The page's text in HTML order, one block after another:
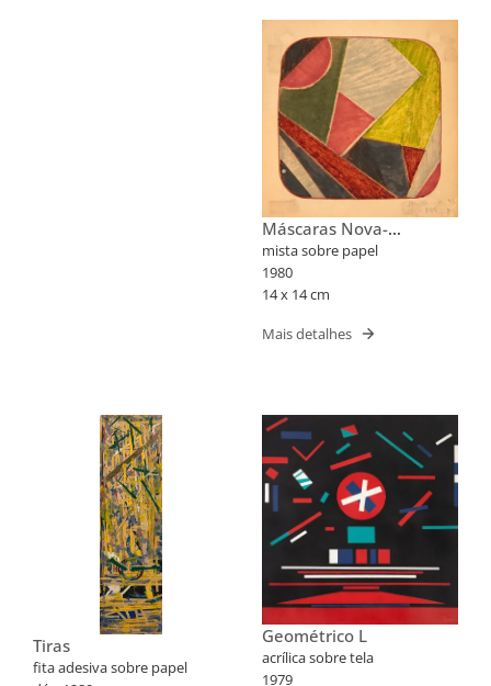
Máscaras Nova-
Iorquinas II
mista sobre papel
1980
14 x 14 cm
Mais detalhes
Tiras
fita adesiva sobre papel
Geométrico L
acrílica sobre tela
1979